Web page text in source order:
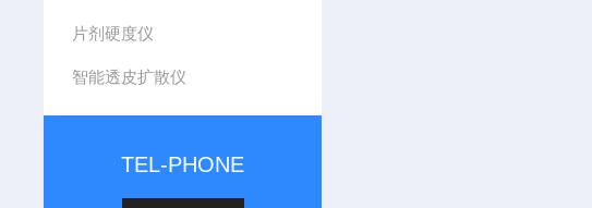
片剂硬度仪
智能透皮扩散仪
TEL-PHONE